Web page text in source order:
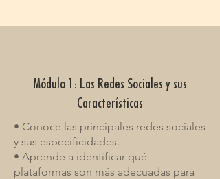
Módulo 1: Las Redes Sociales y sus
Características
• Conoce las principales redes sociales
y sus especificidades.
• Aprende a identificar qué
plataformas son más adecuadas para